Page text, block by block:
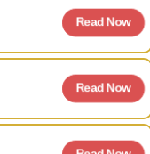
Read Now
Read Now